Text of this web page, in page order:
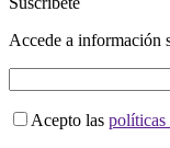
Accede a información
Acepto las políticas